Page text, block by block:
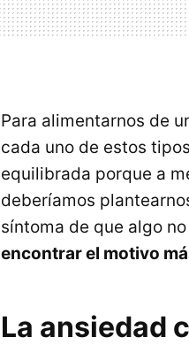
Para alimentarnos de
cada uno de estos
equilibrada porque a
deberíamos
síntoma de que algo
encontrar el motivo
La ansiedad